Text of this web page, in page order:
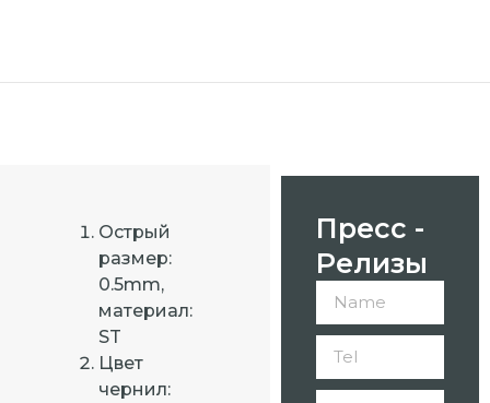
Острый
размер:
0.5mm,
материал:
ST
Цвет
чернил:
Пресс -
Релизы